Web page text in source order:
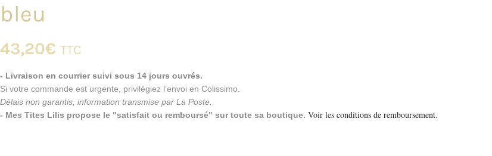
bleu
43,20€ TTC
- Livraison en courrier suivi sous 14 jours ouvrés.
Si votre commande est urgente, privilégiez l’envoi en Colissimo.
Délais non garantis, information transmise par La Poste.
- Mes Tites Lilis propose le "satisfait ou remboursé" sur toute sa boutique. Voir les conditions de remboursement.